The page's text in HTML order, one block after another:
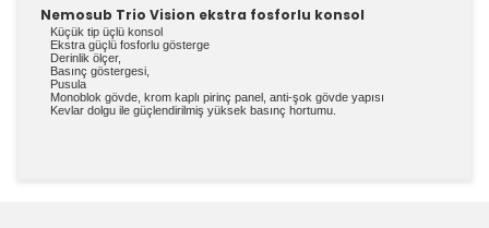
Nemosub Trio Vision ekstra fosforlu konsol
Küçük tip üçlü konsol
Ekstra güçlü fosforlu gösterge
Derinlik ölçer,
Basınç göstergesi,
Pusula
Monoblok gövde, krom kaplı pirinç panel, anti-şok gövde yapısı
Kevlar dolgu ile güçlendirilmiş yüksek basınç hortumu.